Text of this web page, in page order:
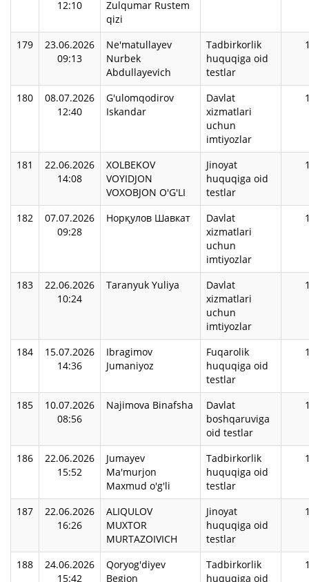
12:10
Zulqumar Rustem
qizi
179
23.06.2026
09:13
Ne'matullayev
Nurbek
Abdullayevich
Tadbirkorlik
huquqiga oid
testlar
180
08.07.2026
12:40
G'ulomqodirov
Iskandar
Davlat
xizmatlari
uchun
imtiyozlar
181
22.06.2026
14:08
XOLBEKOV
VOYIDJON
VOXOBJON O'G'LI
Jinoyat
huquqiga oid
testlar
182
07.07.2026
09:28
Норқулов Шавкат
Davlat
xizmatlari
uchun
imtiyozlar
183
22.06.2026
10:24
Taranyuk Yuliya
Davlat
xizmatlari
uchun
imtiyozlar
184
15.07.2026
14:36
Ibragimov
Jumaniyoz
Fuqarolik
huquqiga oid
testlar
185
10.07.2026
08:56
Najimova Binafsha
Davlat
boshqaruviga
oid testlar
186
22.06.2026
15:52
Jumayev
Ma'murjon
Maxmud o'g'li
Tadbirkorlik
huquqiga oid
testlar
187
22.06.2026
16:26
ALIQULOV
MUXTOR
MURTAZOIVICH
Jinoyat
huquqiga oid
testlar
188
24.06.2026
15:42
Qoryog'diyev
Begjon
Tadbirkorlik
huquqiga oid